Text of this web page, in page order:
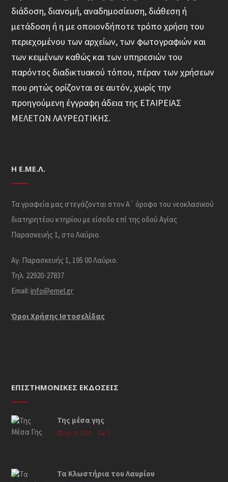
διάδοση, διανομή, αναδημοσίευση, διάθεση ή
μετάδοση ή η με οποιονδήποτε τρόπο χρήση του
περιεχομένου των αρχείων, των φωτογραφιών και
των κειμένων καθώς και των υπηρεσιών του
παρόντος διαδικτυακού τόπου, πέραν των χρήσεων
που ρητώς ορίζονται σε αυτόν, χωρίς την
προηγούμενη έγγραφη άδεια της ΕΤΑΙΡΕΙΑΣ
ΜΕΛΕΤΩΝ ΛΑΥΡΕΩΤΙΚΗΣ.
Η Ε.ΜΕ.Λ.
Τα γραφεία μας στεγάζονται στον Α΄ όροφο του νεοκλασικού
διατηρητέου κτηρίου με είσοδο επί της οδού Αγίας
Παρασκευής 1, στο Λαύριο.
Αγ. Παρασκευής 1, 195 00 Λαύριο.
Τηλ. 22920-27837
Email:info@emel.gr
Όροι Χρήσης Iστοσελίδας
ΕΠΙΣΤΗΜΟΝΙΚΈΣ ΕΚΔΌΣΕΙΣ
Της μέσα γης
Ιαν 9, 2025 0
Τα Κλωστήρια του Λαυρίου